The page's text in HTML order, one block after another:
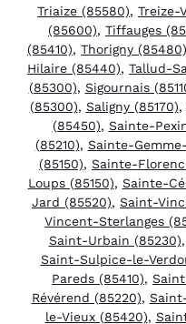
Triaize (85580), Treize-
(85600), Tiffauges
(85410), Thorigny (85480)
Hilaire (85440), Tallud-
(85300), Sigournais
(85300), Saligny (85170),
(85450), Sainte-
(85210), Sainte-
(85150), Sainte-
Loups (85150), Sainte-
Jard (85520), Saint-
Vincent-Sterlanges
Saint-Urbain (85230),
Saint-Sulpice-le-
Pareds (85410),
Révérend (85220),
le-Vieux (85420),